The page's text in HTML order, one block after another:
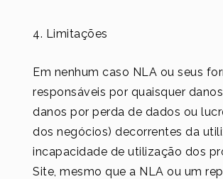
4. Limitações
Em nenhum caso NLA ou seus
responsáveis ​​por quaisquer
danos por perda de dados ou
dos negócios) decorrentes da
incapacidade de utilização dos
Site, mesmo que a NLA ou um